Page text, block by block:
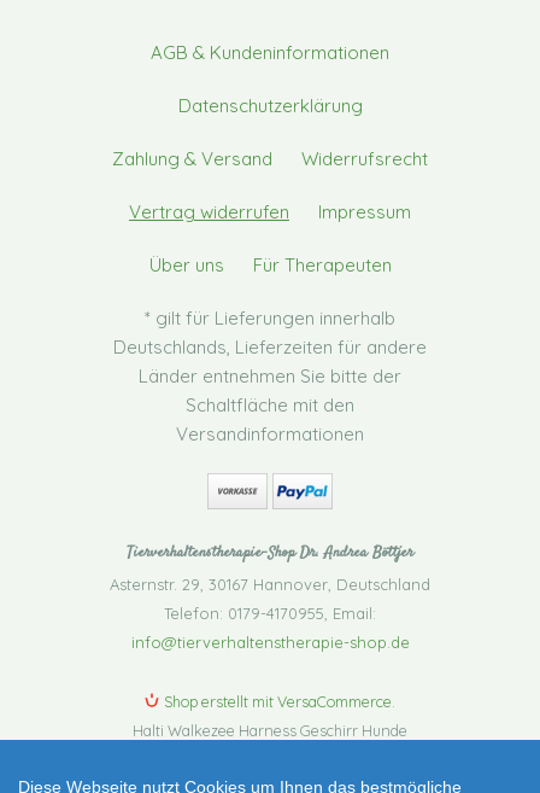
AGB & Kundeninformationen
Datenschutzerklärung
Zahlung & Versand Widerrufsrecht
Vertrag widerrufen Impressum
Über uns Für Therapeuten
* gilt für Lieferungen innerhalb
Deutschlands, Lieferzeiten für andere
Länder entnehmen Sie bitte der
Schaltfläche mit den
Versandinformationen
Tierverhaltenstherapie-Shop Dr. Andrea Böttjer
Asternstr. 29 30167 Hannover Deutschland
Telefon: 0179-4170955 Email:
info@tierverhaltenstherapie-shop.de
Shop erstellt mit VersaCommerce.
Halti Walkezee Harness Geschirr Hunde
Hundegeschirr Wird nicht mehr produziert!
Diese Webseite nutzt Cookies um Ihnen das bestmögliche